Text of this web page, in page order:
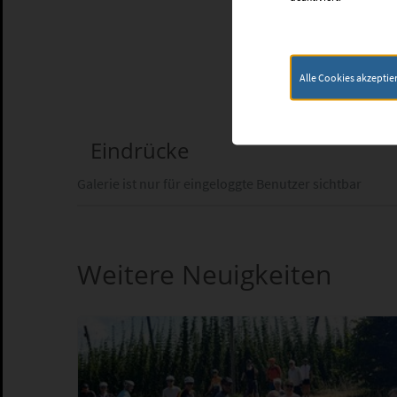
Eindrücke
Galerie ist nur für eingeloggte Benutzer sichtbar
Weitere Neuigkeiten
Alle Cookies